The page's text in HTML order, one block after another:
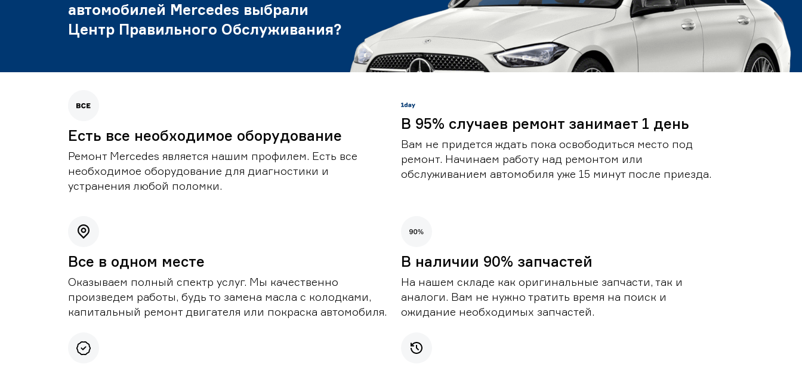
автомобилей Mercedes выбрали
Центр Правильного Обслуживания?
Есть все необходимое оборудование
Ремонт Mercedes является нашим профилем. Есть все
необходимое оборудование для диагностики и
устранения любой поломки.
В 95% случаев ремонт занимает 1 день
Вам не придется ждать пока освободиться место под
ремонт. Начинаем работу над ремонтом или
обслуживанием автомобиля уже 15 минут после приезда.
Все в одном месте
Оказываем полный спектр услуг. Мы качественно
произведем работы, будь то замена масла с колодками,
капитальный ремонт двигателя или покраска автомобиля.
В наличии 90% запчастей
На нашем складе как оригинальные запчасти, так и
аналоги. Вам не нужно тратить время на поиск и
ожидание необходимых запчастей.